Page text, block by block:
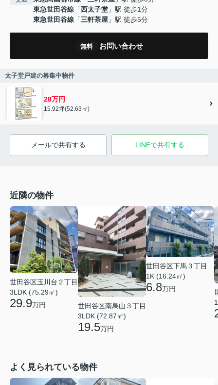
東急世田谷線 「西太子堂 」駅 徒歩1分
東急世田谷線 「三軒茶屋 」駅 徒歩5分
無料 お問い合わせ
太子堂戸建の募集中物件
28万円
15.92坪(52.63㎡)
メールで共有する LINEで共有する
近隣の物件
世田谷区玉川台２丁目
3LDK (75.29㎡)
29.9万円
世田谷区南烏山３丁目
3LDK (72.87㎡)
19.5万円
世田谷区下馬３丁目
1K (16.24㎡)
6.8万円
よく見られている物件